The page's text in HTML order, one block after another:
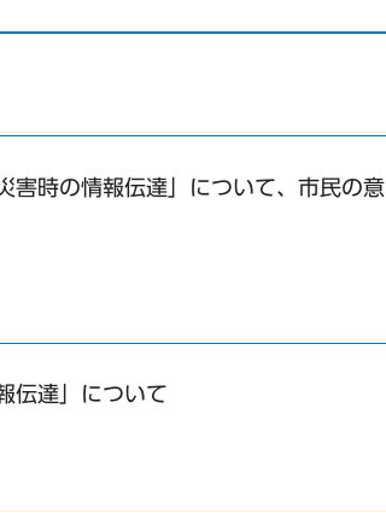
害時の情報伝達」について、市民の意
伝達」について